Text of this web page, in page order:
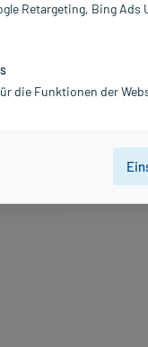
Retargeting, Bing
die Funktionen der